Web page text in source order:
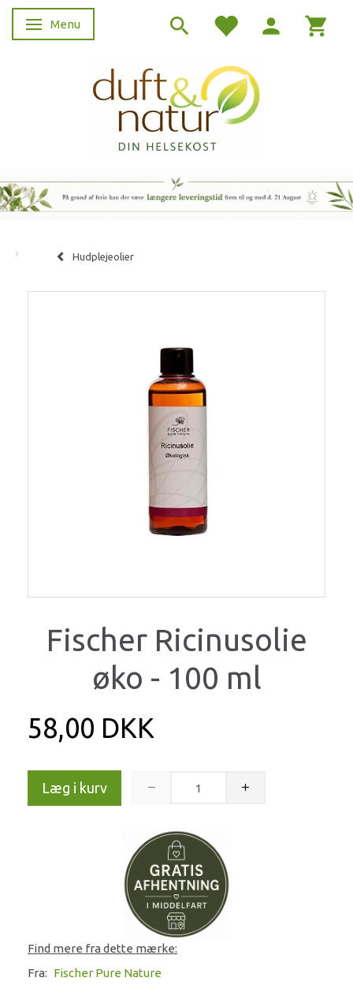
Skifte navigation
Menu
Hudplejeolier
Fischer Ricinusolie
øko - 100 ml
58,00 DKK
Læg i kurv
Find mere fra dette mærke:
Fra: Fischer Pure Nature